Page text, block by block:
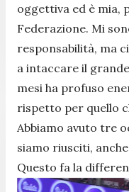
oggettiva ed è mia,
Federazione. Mi
responsabilità, ma
a intaccare il
mesi ha profuso
rispetto per quello
Abbiamo avuto tre
siamo riusciti,
Questo fa la